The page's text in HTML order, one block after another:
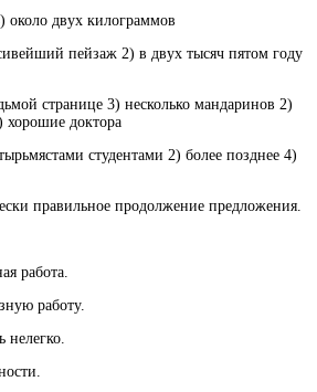
двух килограммов
пейзаж 2) в двух тысяч пятом году
странице 3) несколько мандаринов 2)
хорошие доктора
студентами 2) более позднее 4)
правильное продолжение предложения.
работа.
работу.
нелегко.